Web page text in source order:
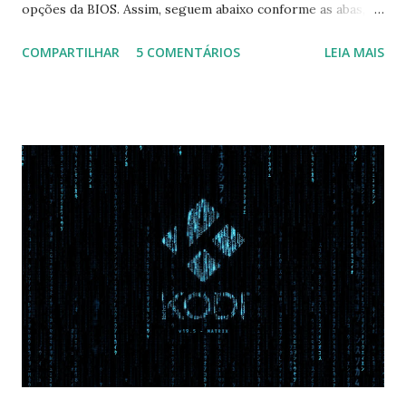
opções da BIOS. Assim, seguem abaixo conforme as abas, a
Na inicialização aperte F2 para acessar a BIOS e então faça
com Win, deixe essa opção no Auto ) Set AHCI Mode ->
Disabled USB S3 Wake-up -> Enabled Boot: Secure Boot ->
Disabled OS Mode Selection -> UEFI and CSM OS (Essa
opção garante boot com Win e Linux) Boot > Boot Priority
Order USB HDD: SATA CD: SATA HDD: Essa ordem de boot
vai garantir que ele tente primeiro o boot pela USB, depois
pelo CD e por último no HD. Apenas as opções acima são
as necessá...
COMPARTILHAR 5 COMENTÁRIOS LEIA MAIS